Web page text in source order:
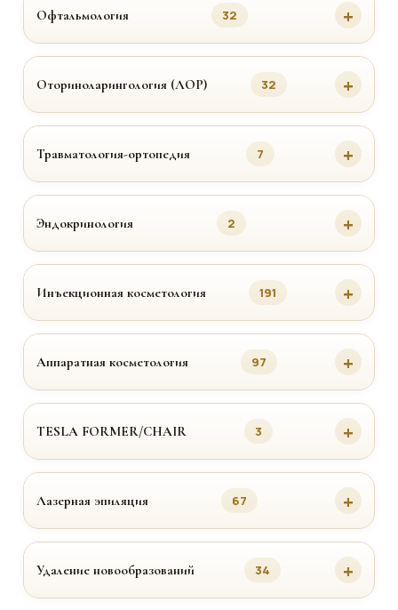
Офтальмология 32
Оториноларингология (ЛОР) 32
Травматология-ортопедия 7
Эндокринология 2
Инъекционная косметология 191
Аппаратная косметология 97
TESLA FORMER/CHAIR 3
Лазерная эпиляция 67
Удаление новообразований 34